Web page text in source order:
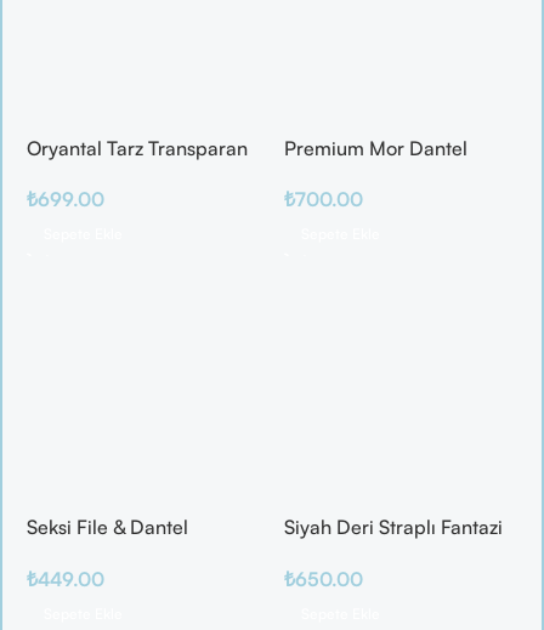
Oryantal Tarz Transparan
₺699.00
Premium Mor Dantel
Tasarım
₺700.00
Seksi File & Dantel
₺449.00
Siyah Deri Straplı Fantazi
₺650.00